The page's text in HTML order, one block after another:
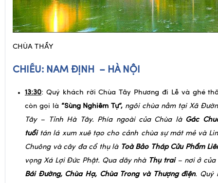
CHÙA THẦY
CHIỀU: NAM ĐỊNH – HÀ NỘI
13:30: Quý khách rời Chùa Tây Phương đi Lễ và ghé
còn gọi là “Sùng Nghiêm Tự”, ngôi chùa nằm tại Xã
Tây – Tỉnh Hà Tây. Phía ngoài của Chùa là Gác
tuổi tán lá xum xuê tạo cho cảnh chùa sự mát mẻ và
Chuông và cây đa cổ thụ là Toà Bảo Tháp Cửu Phẩm
vọng Xá Lợi Đức Phật. Qua dãy nhà Thụ trai– nơi ở của
Bái Đường, Chùa Hạ, Chùa Trong và Thượng điện. Quý